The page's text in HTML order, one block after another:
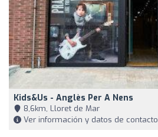
Kids&Us - Anglès Per A Nens
8,6km, Lloret de Mar
Ver información y datos de contacto